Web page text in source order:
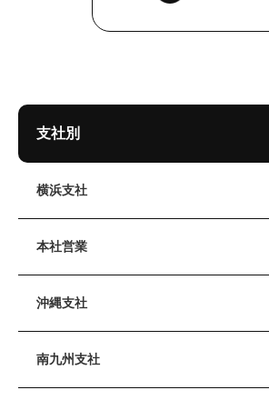
支社別
横浜支社
本社営業
沖縄支社
南九州支社